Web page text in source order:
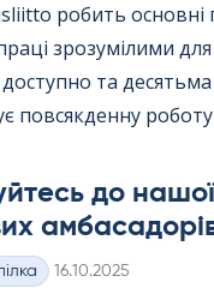
робить основні
зрозумілими
та
повсякденну роботу
до
Kirjoitettu
16.10.2025